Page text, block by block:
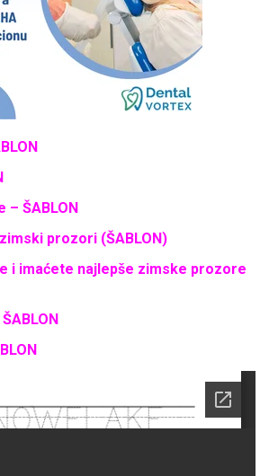
– ŠABLON
prozori (ŠABLON)
i imaćete najlepše zimske prozore